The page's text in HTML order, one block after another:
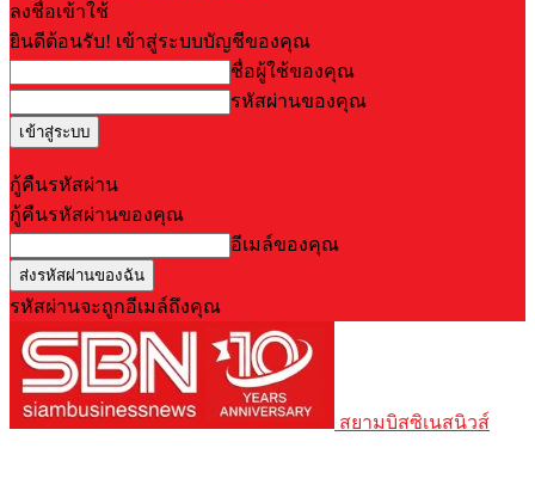
ลงชื่อเข้าใช้
ยินดีต้อนรับ! เข้าสู่ระบบบัญชีของคุณ
ชื่อผู้ใช้ของคุณ
รหัสผ่านของคุณ
กู้คืนรหัสผ่าน
กู้คืนรหัสผ่านของคุณ
อีเมล์ของคุณ
รหัสผ่านจะถูกอีเมล์ถึงคุณ
สยามบิสซิเนสนิวส์